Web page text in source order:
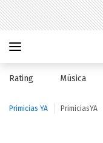
Rating Música
Primicias YA PrimiciasYA